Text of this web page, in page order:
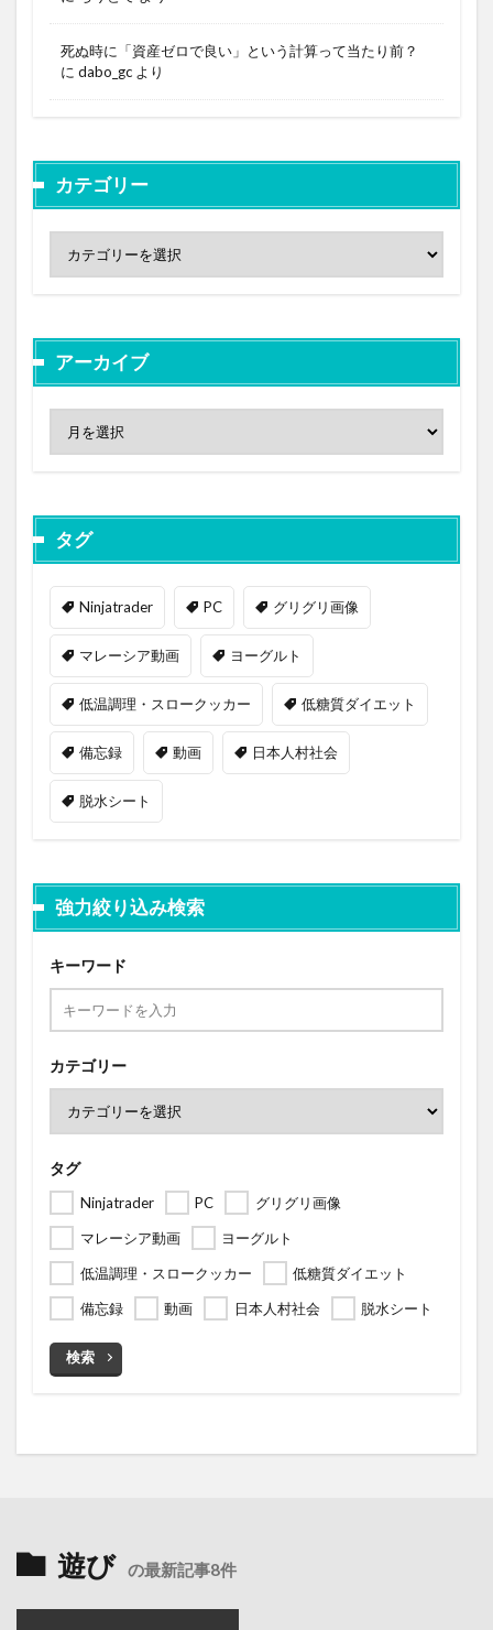
死ぬ時に「資産ゼロで良い」という計算って当たり前？
に dabo_gc より
カテゴリー
アーカイブ
タグ
Ninjatrader PC グリグリ画像
マレーシア動画 ヨーグルト
低温調理・スロークッカー 低糖質ダイエット
備忘録 動画 日本人村社会
脱水シート
強力絞り込み検索
キーワード
カテゴリー
タグ
Ninjatrader PC
グリグリ画像
マレーシア動画
ヨーグルト
低温調理・スロークッカー
低糖質ダイエット
備忘録
動画 日本人村社会 脱水シート
検索
遊び の最新記事8件